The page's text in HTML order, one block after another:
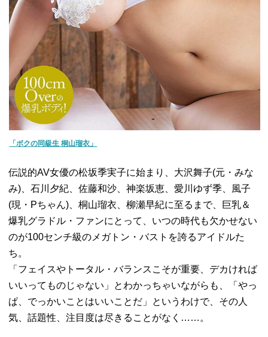
「ボクの同級生 桐山瑠衣」
伝説的AV女優の松坂季実子に始まり、大沢舞子(元・みな
み)、石川夕紀、佐藤和沙、神楽坂恵、愛川ゆず季、風子
(現・Pちゃん)、桐山瑠衣、柳瀬早紀に至るまで、巨乳＆
爆乳グラドル・ファンにとって、いつの時代も欠かせない
のが100センチ級のメガトン・バストを誇るアイドルた
ち。
「フェイスやトータル・バランスこそが重要、デカければ
いいってものじゃない」とわかっちゃいながらも、「やっ
ぱ、でっかいことはいいことだ」というわけで、その人
気、話題性、注目度は尽きることがなく……。